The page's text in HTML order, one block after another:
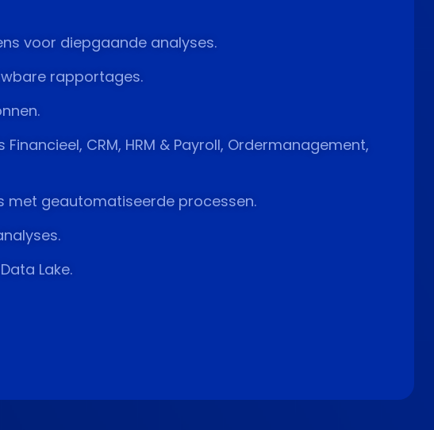
voor diepgaande analyses.
rapportages.
CRM, HRM & Payroll, Ordermanagement,
geautomatiseerde processen.
Lake.